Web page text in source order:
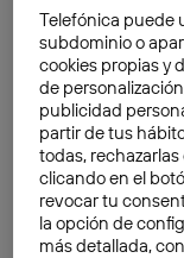
Telefónica puede
subdominio o
cookies propias y
de
publicidad
partir de tus
todas,
clicando en el
revocar tu
la opción de
más detallada,